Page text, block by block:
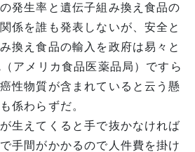
発生率と遺伝子組み換え食品の
係を誰も発表しないが、安全と
換え食品の輸入を政府は易々と
アメリカ食品医薬品局）ですら
性物質が含まれていると云う懸
係わらずだ。
生えてくると手で抜かなければ
手間がかかるので人件費を掛け